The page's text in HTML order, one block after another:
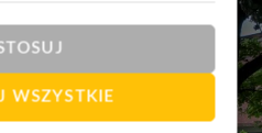
WSZYSTKIE